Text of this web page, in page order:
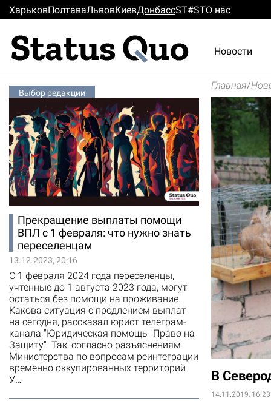
ХарьковПолтаваЛьвовКиевДонбассST#STО нас
Новости
Выбор редакции
Прекращение выплаты помощи
ВПЛ с 1 февраля: что нужно знать
переселенцам
13.12.2023, 20:16
С 1 февраля 2024 года переселенцы,
учтенные до 1 августа 2023 года, могут
остаться без помощи на проживание.
Какова ситуация с продлением выплат
на сегодня, рассказал юрист телеграм-
канала "Юридическая помощь "Право на
Защиту". Так, согласно разъяснениям
Министерства по вопросам реинтеграции
временно оккупированных территорий
У…
Главная/
В
14.11.2019, 16:23